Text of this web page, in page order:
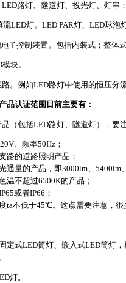
路灯、隧道灯、投光灯、灯串；
LED灯。LED PAR灯、LED球泡
电子控制装置。包括内装式；整体
块。
。例如LED路灯中使用的恒压分
品认证范围目前主要有：
（包括LED路灯、隧道灯），要
、频率50Hz；
路的道路照明产品；
通量的产品，即3000lm、5400lm
温不超过6500K的产品；
或者IP66；
ta不低于45℃。这点需要注意，很
定式LED筒灯、嵌入式LED筒灯
灯。